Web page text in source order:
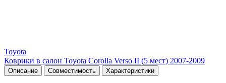
Toyota
Коврики в салон Toyota Corolla Verso II (5 мест) 2007-2009
Описание Совместимость Характеристики